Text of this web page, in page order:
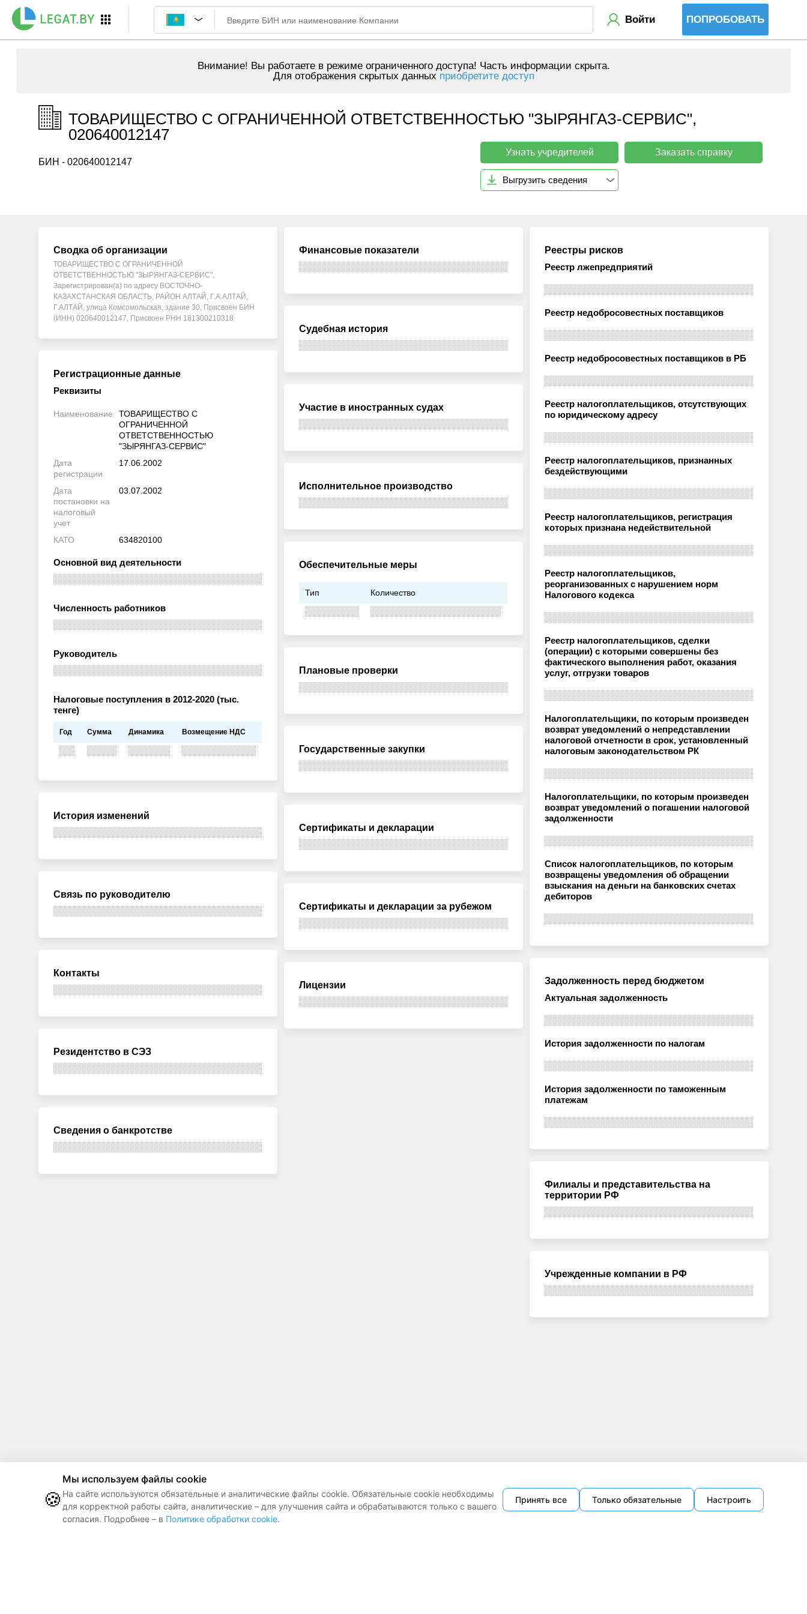
Войти ПОПРОБОВАТЬ
Внимание! Вы работаете в режиме ограниченного доступа! Часть информации скрыта.
Для отображения скрытых данных приобретите доступ
ТОВАРИЩЕСТВО С ОГРАНИЧЕННОЙ ОТВЕТСТВЕННОСТЬЮ "ЗЫРЯНГАЗ-СЕРВИС",
020640012147
БИН - 020640012147
Узнать учредителей Заказать справку
Выгрузить сведения
Сводка об организации
ТОВАРИЩЕСТВО С ОГРАНИЧЕННОЙ
ОТВЕТСТВЕННОСТЬЮ "ЗЫРЯНГАЗ-СЕРВИС",
Зарегистрирован(а) по адресу ВОСТОЧНО-
КАЗАХСТАНСКАЯ ОБЛАСТЬ, РАЙОН АЛТАЙ, Г.А.АЛТАЙ,
Г.АЛТАЙ, улица Комсомольская, здание 30, Присвоен БИН
(ИНН) 020640012147, Присвоен РНН 181300210318
Регистрационные данные
Реквизиты
Наименование
ТОВАРИЩЕСТВО С
ОГРАНИЧЕННОЙ
ОТВЕТСТВЕННОСТЬЮ
"ЗЫРЯНГАЗ-СЕРВИС"
Дата
регистрации
17.06.2002
Дата
постановки на
налоговый
учет
03.07.2002
КАТО 634820100
Основной вид деятельности
Численность работников
Руководитель
Налоговые поступления в 2012-2020 (тыс.
тенге)
Год Сумма Динамика Возмещение НДС
История изменений
Связь по руководителю
Контакты
Резидентство в СЭЗ
Сведения о банкротстве
Финансовые показатели
Судебная история
Участие в иностранных судах
Исполнительное производство
Обеспечительные меры
Тип Количество
Плановые проверки
Государственные закупки
Сертификаты и декларации
Сертификаты и декларации за рубежом
Лицензии
Реестры рисков
Реестр лжепредприятий
Реестр недобросовестных поставщиков
Реестр недобросовестных поставщиков в РБ
Реестр налогоплательщиков, отсутствующих
по юридическому адресу
Реестр налогоплательщиков, признанных
бездействующими
Реестр налогоплательщиков, регистрация
которых признана недействительной
Реестр налогоплательщиков,
реорганизованных с нарушением норм
Налогового кодекса
Реестр налогоплательщиков, сделки
(операции) с которыми совершены без
фактического выполнения работ, оказания
услуг, отгрузки товаров
Налогоплательщики, по которым произведен
возврат уведомлений о непредставлении
налоговой отчетности в срок, установленный
налоговым законодательством РК
Налогоплательщики, по которым произведен
возврат уведомлений о погашении налоговой
задолженности
Список налогоплательщиков, по которым
возвращены уведомления об обращении
взыскания на деньги на банковских счетах
дебиторов
Задолженность перед бюджетом
Актуальная задолженность
История задолженности по налогам
История задолженности по таможенным
платежам
Филиалы и представительства на
территории РФ
Учрежденные компании в РФ
🍪
Мы используем файлы cookie
На сайте используются обязательные и аналитические файлы cookie. Обязательные cookie необходимы
для корректной работы сайта, аналитические – для улучшения сайта и обрабатываются только с вашего
согласия. Подробнее – в Политике обработки cookie.
Принять все Только обязательные Настроить